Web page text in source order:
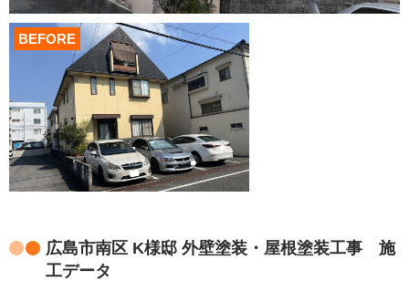
BEFORE
広島市南区 K様邸 外壁塗装・屋根塗装工事 施
工データ